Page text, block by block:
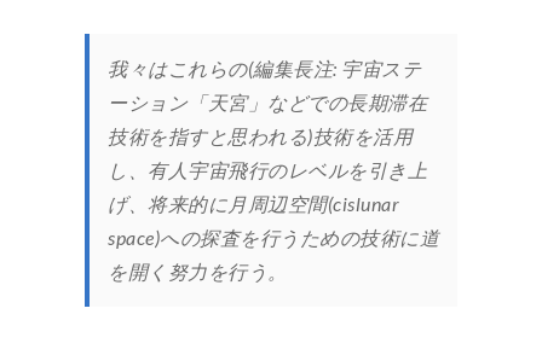
我々はこれらの(編集長注: 宇宙ステ
ーション「天宮」などでの長期滞在
技術を指すと思われる)技術を活用
し、有人宇宙飛行のレベルを引き上
げ、将来的に月周辺空間(cislunar
space)への探査を行うための技術に道
を開く努力を行う。